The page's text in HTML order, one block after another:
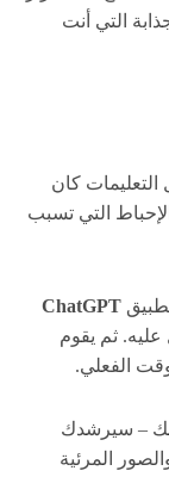
التي أنت
كان
التي تسبب
ChatGPT
عليه. ثم يقوم
الفعلي.
ذلك – سيرشدك
المرئية